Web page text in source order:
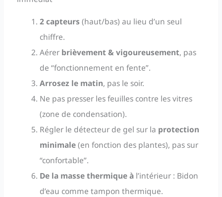
2 capteurs (haut/bas) au lieu d’un seul
chiffre.
Aérer brièvement & vigoureusement, pas
de “fonctionnement en fente”.
Arrosez le matin, pas le soir.
Ne pas presser les feuilles contre les vitres
(zone de condensation).
Régler le détecteur de gel sur la protection
minimale(en fonction des plantes), pas sur
“confortable”.
De la masse thermique à l’intérieur : Bidon
d’eau comme tampon thermique.